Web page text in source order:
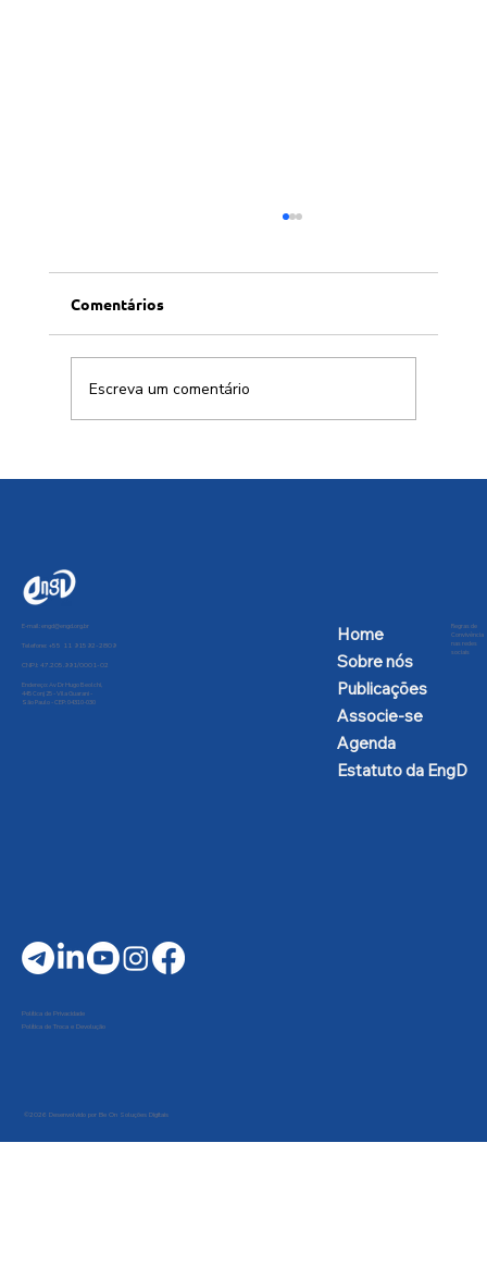
Comentários
Escreva um comentário
E-mail:engd@engd.org.br
Telefone: +55 11 91592-2809
CNPJ: 47.205.991/0001-02
Endereço: Av Dr Hugo Beolchi,
445 Conj 25 - Vila Guarani -
São Paulo - CEP: 04310-030
Home
Sobre nós
Publicações
Associe-se
Agenda
Estatuto da EngD
Regras de
Convivência
nas redes
sociais
Política de Privacidade
Política de Troca e Devolução
©2026 Desenvolvido por Be On Soluções Digitais